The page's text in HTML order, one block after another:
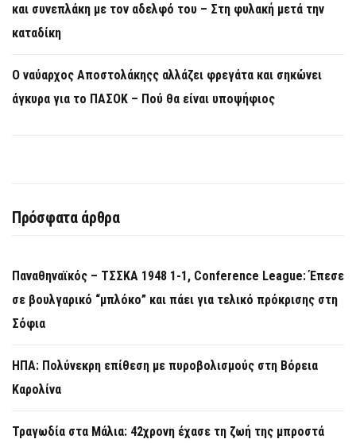
και συνεπλάκη με τον αδελφό του – Στη φυλακή μετά την
καταδίκη
Ο ναύαρχος Αποστολάκηςς αλλάζει φρεγάτα και σηκώνει
άγκυρα για το ΠΑΣΟΚ – Πού θα είναι υποψήφιος
Πρόσφατα άρθρα
Παναθηναϊκός – ΤΣΣΚΑ 1948 1-1, Conference League: Έπεσε
σε βουλγαρικό “μπλόκο” και πάει για τελικό πρόκρισης στη
Σόφια
ΗΠΑ: Πολύνεκρη επίθεση με πυροβολισμούς στη Βόρεια
Καρολίνα
Τραγωδία στα Μάλια: 42χρονη έχασε τη ζωή της μπροστά